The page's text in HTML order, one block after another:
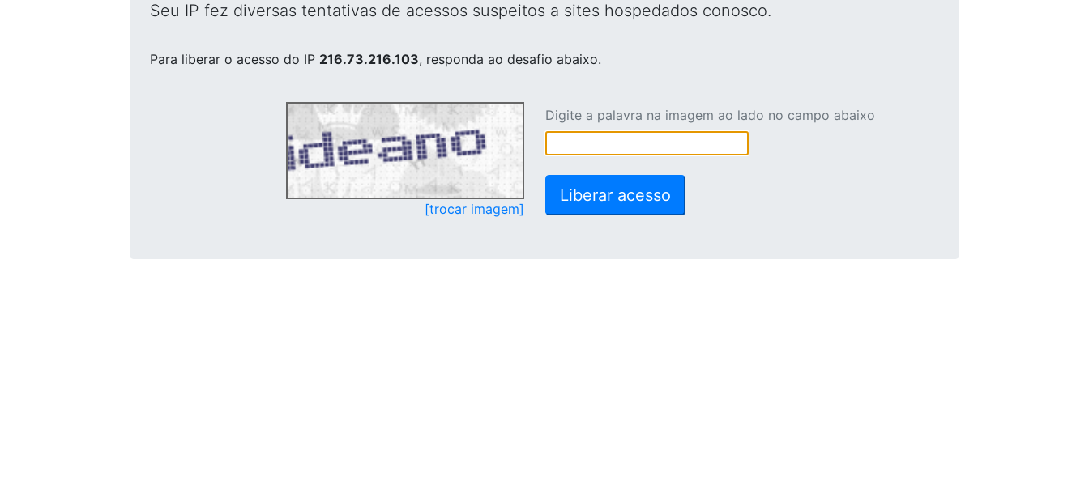
Seu IP fez diversas tentativas de acessos suspeitos a sites hospedados conosco.
Para liberar o acesso do IP 216.73.216.103, responda ao desafio abaixo.
[trocar imagem]
Digite a palavra na imagem ao lado no campo abaixo